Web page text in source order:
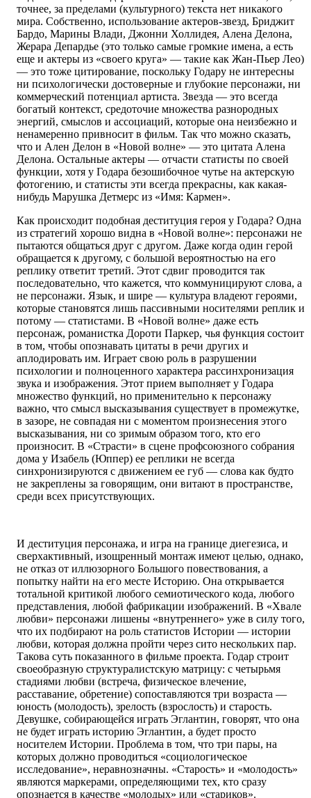
точнее, за пределами (культурного) текста нет никакого
мира. Собственно, использование актеров-звезд, Бриджит
Бардо, Марины Влади, Джонни Холлидея, Алена Делона,
Жерара Депардье (это только самые громкие имена, а есть
еще и актеры из «своего круга» — такие как Жан-Пьер Лео)
— это тоже цитирование, поскольку Годару не интересны
ни психологически достоверные и глубокие персонажи, ни
коммерческий потенциал артиста. Звезда — это всегда
богатый контекст, средоточие множества разнородных
энергий, смыслов и ассоциаций, которые она неизбежно и
ненамеренно привносит в фильм. Так что можно сказать,
что и Ален Делон в «Новой волне» — это цитата Алена
Делона. Остальные актеры — отчасти статисты по своей
функции, хотя у Годара безошибочное чутье на актерскую
фотогению, и статисты эти всегда прекрасны, как какая-
нибудь Марушка Детмерс из «Имя: Кармен».
Как происходит подобная деституция героя у Годара? Одна
из стратегий хорошо видна в «Новой волне»: персонажи не
пытаются общаться друг с другом. Даже когда один герой
обращается к другому, с большой вероятностью на его
реплику ответит третий. Этот сдвиг проводится так
последовательно, что кажется, что коммуницируют слова, а
не персонажи. Язык, и шире — культура владеют героями,
которые становятся лишь пассивными носителями реплик и
потому — статистами. В «Новой волне» даже есть
персонаж, романистка Дороти Паркер, чья функция состоит
в том, чтобы опознавать цитаты в речи других и
аплодировать им. Играет свою роль в разрушении
психологии и полноценного характера рассинхронизация
звука и изображения. Этот прием выполняет у Годара
множество функций, но применительно к персонажу
важно, что смысл высказывания существует в промежутке,
в зазоре, не совпадая ни с моментом произнесения этого
высказывания, ни со зримым образом того, кто его
произносит. В «Страсти» в сцене профсоюзного собрания
дома у Изабель (Юппер) ее реплики не всегда
синхронизируются с движением ее губ — слова как будто
не закреплены за говорящим, они витают в пространстве,
среди всех присутствующих.
И деституция персонажа, и игра на границе диегезиса, и
сверхактивный, изощренный монтаж имеют целью, однако,
не отказ от иллюзорного Большого повествования, а
попытку найти на его месте Историю. Она открывается
тотальной критикой любого семиотического кода, любого
представления, любой фабрикации изображений. В «Хвале
любви» персонажи лишены «внутреннего» уже в силу того,
что их подбирают на роль статистов Истории — истории
любви, которая должна пройти через сито нескольких пар.
Такова суть показанного в фильме проекта. Годар строит
своеобразную структуралистскую матрицу: с четырьмя
стадиями любви (встреча, физическое влечение,
расставание, обретение) сопоставляются три возраста —
юность (молодость), зрелость (взрослость) и старость.
Девушке, собирающейся играть Эглантин, говорят, что она
не будет играть историю Эглантин, а будет просто
носителем Истории. Проблема в том, что три пары, на
которых должно проводиться «социологическое
исследование», неравнозначны. «Старость» и «молодость»
являются маркерами, определяющими тех, кто сразу
опознается в качестве «молодых» или «стариков».